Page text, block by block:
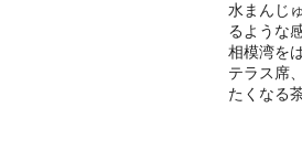
水まんじ
るような
相模湾を
テラス席
たくなる